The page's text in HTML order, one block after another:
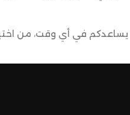
في أي وقت، من